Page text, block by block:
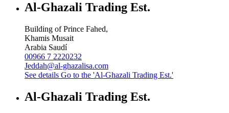
Al-Ghazali Trading Est.
Building of Prince Fahed,
Khamis Musait
Arabia Saudí
00966 7 2220232
Jeddah@al-ghazalisa.com
See details Go to the 'Al-Ghazali Trading Est.'
Al-Ghazali Trading Est.